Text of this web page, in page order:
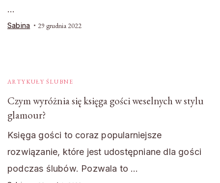
…
Sabina 29 grudnia 2022
ARTYKUŁY ŚLUBNE
Czym wyróżnia się księga gości weselnych w stylu
glamour?
Księga gości to coraz popularniejsze
rozwiązanie, które jest udostępniane dla gości
podczas ślubów. Pozwala to …